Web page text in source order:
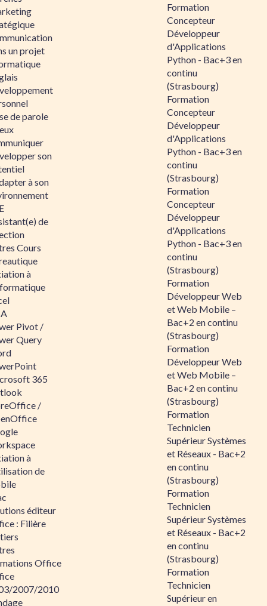
un projet
de parole
son
à son
de
Cours
à
Pivot /
Query
365
/
à
de
éditeur
: Filière
Office
2007/2010
Formation
Concepteur
Développeur
d'Applications
Python - Bac+3 en
continu
(Strasbourg)
Formation
Concepteur
Développeur
d'Applications
Python - Bac+3 en
continu
(Strasbourg)
Formation
Concepteur
Développeur
d'Applications
Python - Bac+3 en
continu
(Strasbourg)
Formation
Développeur Web
et Web Mobile –
Bac+2 en continu
(Strasbourg)
Formation
Développeur Web
et Web Mobile –
Bac+2 en continu
(Strasbourg)
Formation
Technicien
Supérieur Systèmes
et Réseaux - Bac+2
en continu
(Strasbourg)
Formation
Technicien
Supérieur Systèmes
et Réseaux - Bac+2
en continu
(Strasbourg)
Formation
Technicien
Supérieur en